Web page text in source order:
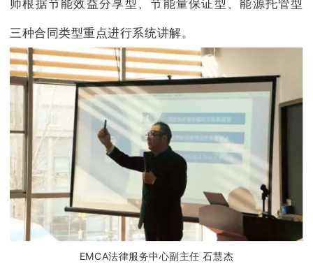
师根据节能效益分享型、节能量保证型、能源托管型
三种合同类型重点进行系统讲解。
EMCA法律服务中心副主任 石慧杰